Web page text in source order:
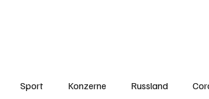
Sport Konzerne Russland